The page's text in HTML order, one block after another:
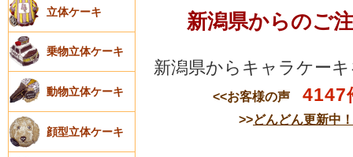
立体ケーキ
乗物立体ケーキ
動物立体ケーキ
顔型立体ケーキ
新潟県からのご
新潟県からキャラケー
<<お客様の声 4147
>>どんどん更新中